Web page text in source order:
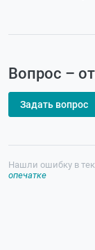
Вопрос –
Задать вопрос
Нашли ошибку в
опечатке